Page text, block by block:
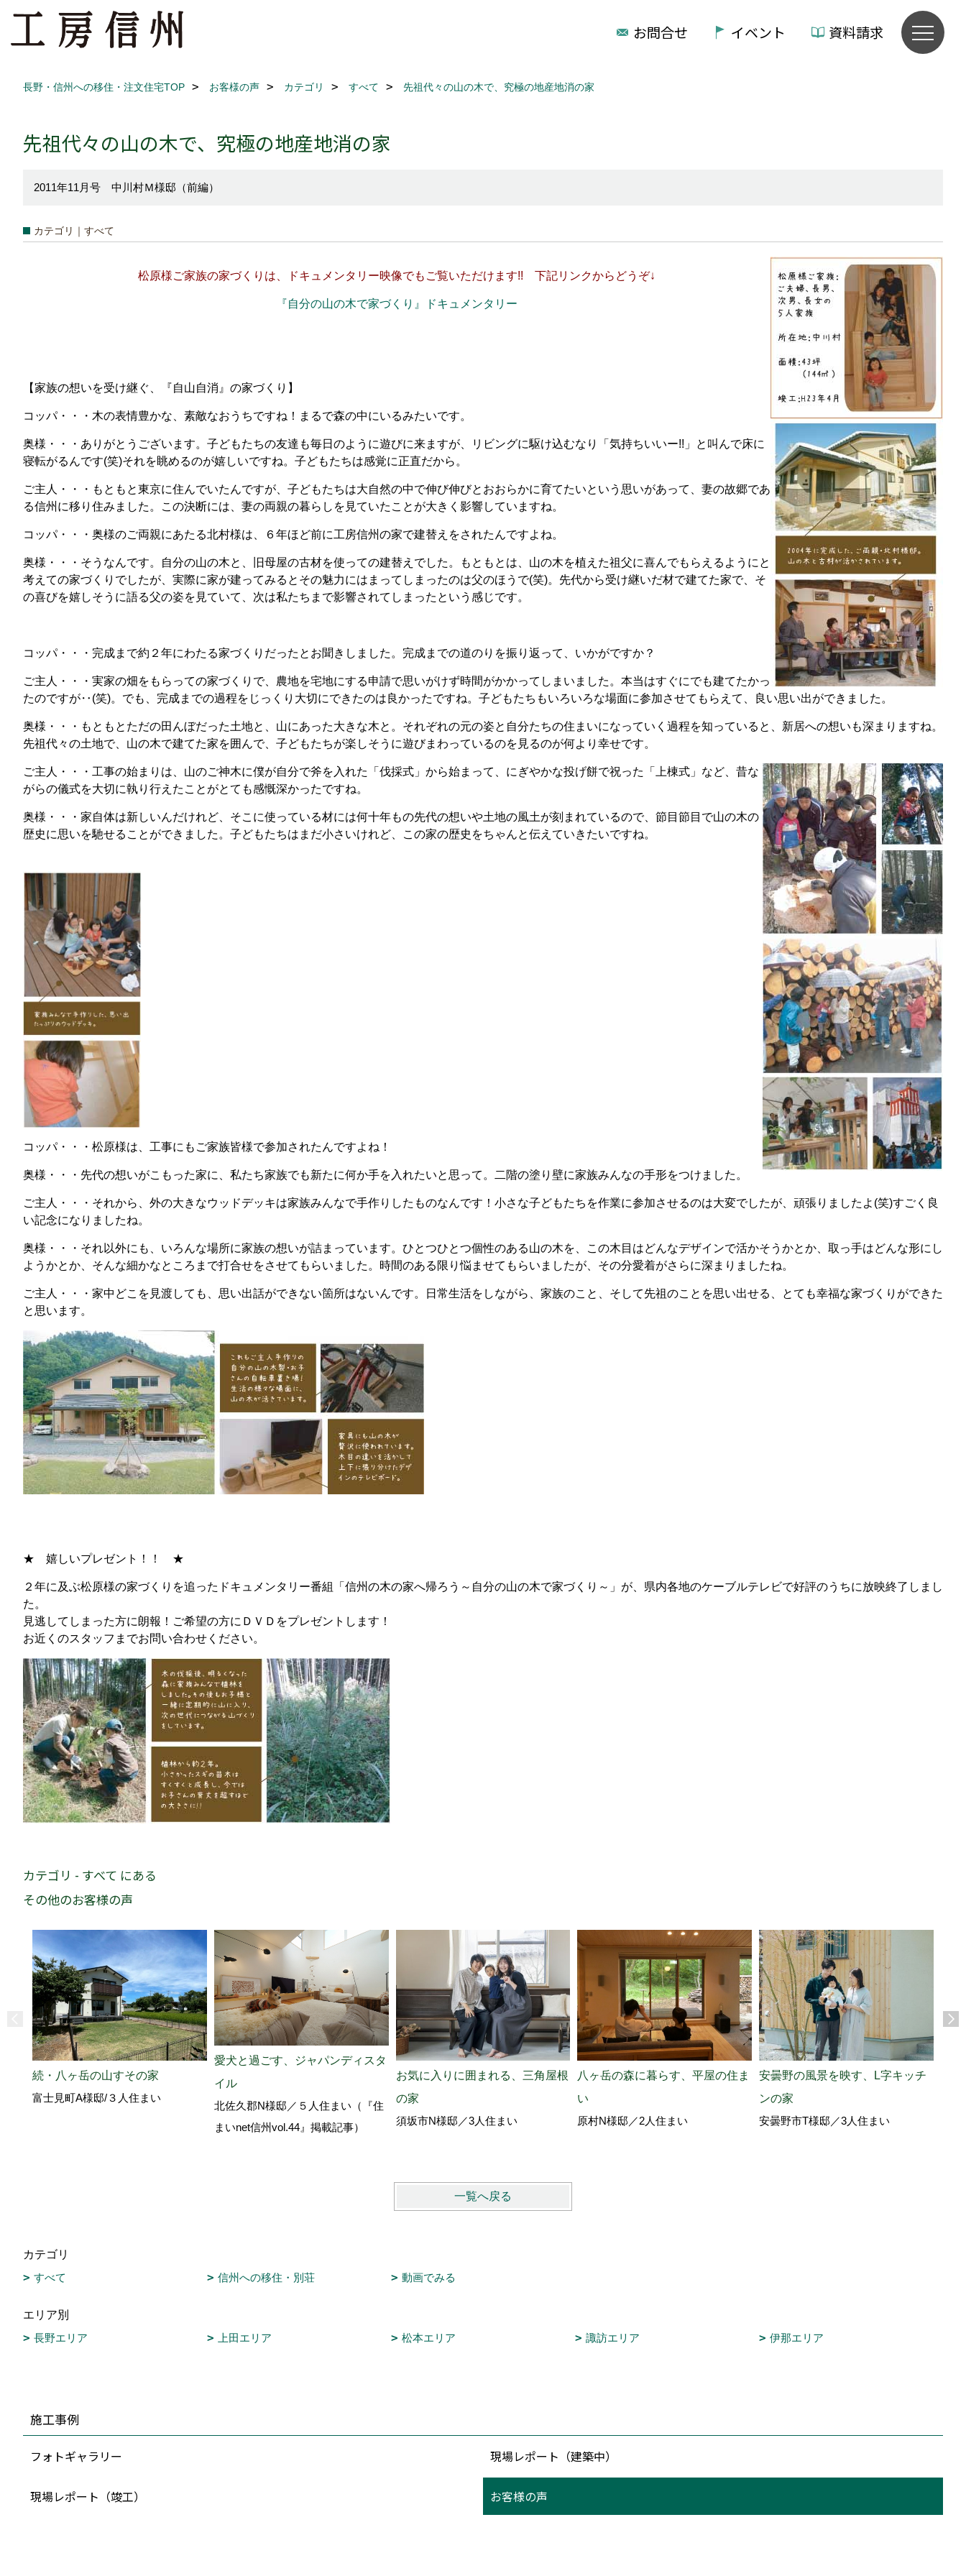
お問合せ イベント 資料請求
長野・信州への移住・注文住宅TOP お客様の声 カテゴリ すべて 先祖代々の山の木で、究極の地産地消の家
先祖代々の山の木で、究極の地産地消の家
2011年11月号 中川村Ｍ様邸（前編）
カテゴリ｜すべて
松原様ご家族の家づくりは、ドキュメンタリー映像でもご覧いただけます!! 下記リンクからどうぞ↓
『自分の山の木で家づくり』ドキュメンタリー
【家族の想いを受け継ぐ、『自山自消』の家づくり】
コッパ・・・木の表情豊かな、素敵なおうちですね！まるで森の中にいるみたいです。
奥様・・・ありがとうございます。子どもたちの友達も毎日のように遊びに来ますが、リビングに駆け込むなり「気持ちいいー!!」と叫んで床に
寝転がるんです(笑)それを眺めるのが嬉しいですね。子どもたちは感覚に正直だから。
ご主人・・・もともと東京に住んでいたんですが、子どもたちは大自然の中で伸び伸びとおおらかに育てたいという思いがあって、妻の故郷であ
る信州に移り住みました。この決断には、妻の両親の暮らしを見ていたことが大きく影響していますね。
コッパ・・・奥様のご両親にあたる北村様は、６年ほど前に工房信州の家で建替えをされたんですよね。
奥様・・・そうなんです。自分の山の木と、旧母屋の古材を使っての建替えでした。もともとは、山の木を植えた祖父に喜んでもらえるようにと
考えての家づくりでしたが、実際に家が建ってみるとその魅力にはまってしまったのは父のほうで(笑)。先代から受け継いだ材で建てた家で、そ
の喜びを嬉しそうに語る父の姿を見ていて、次は私たちまで影響されてしまったという感じです。
コッパ・・・完成まで約２年にわたる家づくりだったとお聞きしました。完成までの道のりを振り返って、いかがですか？
ご主人・・・実家の畑をもらっての家づくりで、農地を宅地にする申請で思いがけず時間がかかってしまいました。本当はすぐにでも建てたかっ
たのですが‥(笑)。でも、完成までの過程をじっくり大切にできたのは良かったですね。子どもたちもいろいろな場面に参加させてもらえて、良い思い出ができました。
奥様・・・もともとただの田んぼだった土地と、山にあった大きな木と。それぞれの元の姿と自分たちの住まいになっていく過程を知っていると、新居への想いも深まりますね。
先祖代々の土地で、山の木で建てた家を囲んで、子どもたちが楽しそうに遊びまわっているのを見るのが何より幸せです。
ご主人・・・工事の始まりは、山のご神木に僕が自分で斧を入れた「伐採式」から始まって、にぎやかな投げ餅で祝った「上棟式」など、昔な
がらの儀式を大切に執り行えたことがとても感慨深かったですね。
奥様・・・家自体は新しいんだけれど、そこに使っている材には何十年もの先代の想いや土地の風土が刻まれているので、節目節目で山の木の
歴史に思いを馳せることができました。子どもたちはまだ小さいけれど、この家の歴史をちゃんと伝えていきたいですね。
コッパ・・・松原様は、工事にもご家族皆様で参加されたんですよね！
奥様・・・先代の想いがこもった家に、私たち家族でも新たに何か手を入れたいと思って。二階の塗り壁に家族みんなの手形をつけました。
ご主人・・・それから、外の大きなウッドデッキは家族みんなで手作りしたものなんです！小さな子どもたちを作業に参加させるのは大変でしたが、頑張りましたよ(笑)すごく良
い記念になりましたね。
奥様・・・それ以外にも、いろんな場所に家族の想いが詰まっています。ひとつひとつ個性のある山の木を、この木目はどんなデザインで活かそうかとか、取っ手はどんな形にし
ようかとか、そんな細かなところまで打合せをさせてもらいました。時間のある限り悩ませてもらいましたが、その分愛着がさらに深まりましたね。
ご主人・・・家中どこを見渡しても、思い出話ができない箇所はないんです。日常生活をしながら、家族のこと、そして先祖のことを思い出せる、とても幸福な家づくりができた
と思います。
★ 嬉しいプレゼント！！ ★
２年に及ぶ松原様の家づくりを追ったドキュメンタリー番組「信州の木の家へ帰ろう～自分の山の木で家づくり～」が、県内各地のケーブルテレビで好評のうちに放映終了しまし
た。
見逃してしまった方に朗報！ご希望の方にＤＶＤをプレゼントします！
お近くのスタッフまでお問い合わせください。
カテゴリ - すべて にある
その他のお客様の声
続・八ヶ岳の山すその家
富士見町A様邸/３人住まい
愛犬と過ごす、ジャパンディスタ
イル
北佐久郡N様邸／５人住まい（『住
まいnet信州vol.44』掲載記事）
お気に入りに囲まれる、三角屋根
の家
須坂市N様邸／3人住まい
八ヶ岳の森に暮らす、平屋の住ま
い
原村N様邸／2人住まい
安曇野の風景を映す、L字キッチ
ンの家
安曇野市T様邸／3人住まい
一覧へ戻る
カテゴリ
すべて
信州への移住・別荘 動画でみる
エリア別
長野エリア
上田エリア 松本エリア 諏訪エリア 伊那エリア
施工事例
フォトギャラリー 現場レポート（建築中）
現場レポート（竣工） お客様の声